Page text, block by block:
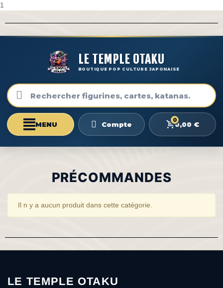
1
LE TEMPLE OTAKU
BOUTIQUE POP CULTURE JAPONAISE
Compte
0
0,00 €
PRÉCOMMANDES
Il n y a aucun produit dans cette catégorie.
LE TEMPLE OTAKU